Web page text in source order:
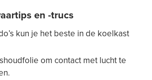
en -trucs
kun je het beste in de koelkast
om contact met lucht te